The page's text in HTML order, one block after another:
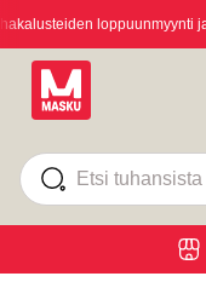
loppuunmyynti